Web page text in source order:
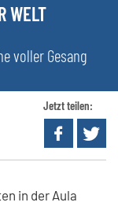
WELT
voller Gesang
Jetzt teilen:
in der Aula